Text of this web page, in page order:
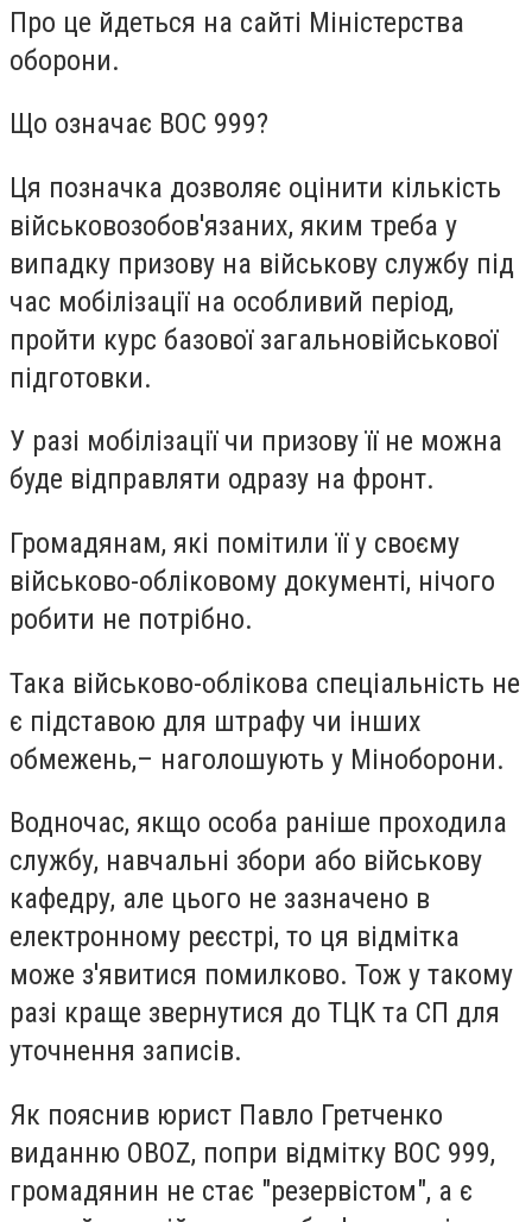
Про це йдеться на сайті Міністерства
оборони.
Що означає ВОС 999?
Ця позначка дозволяє оцінити кількість
військовозобов'язаних, яким треба у
випадку призову на військову службу під
час мобілізації на особливий період,
пройти курс базової загальновійськової
підготовки.
У разі мобілізації чи призову її не можна
буде відправляти одразу на фронт.
Громадянам, які помітили її у своєму
військово-обліковому документі, нічого
робити не потрібно.
Така військово-облікова спеціальність не
є підставою для штрафу чи інших
обмежень,– наголошують у Міноборони.
Водночас, якщо особа раніше проходила
службу, навчальні збори або військову
кафедру, але цього не зазначено в
електронному реєстрі, то ця відмітка
може з'явитися помилково. Тож у такому
разі краще звернутися до ТЦК та СП для
уточнення записів.
Як пояснив юрист Павло Гретченко
виданню OBOZ, попри відмітку ВОС 999,
громадянин не стає "резервістом", а є